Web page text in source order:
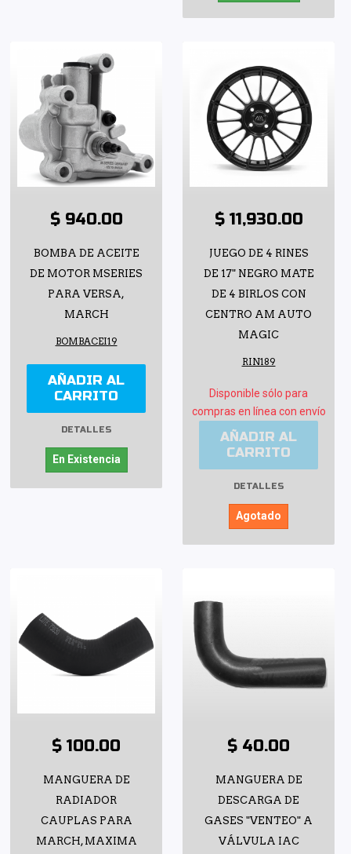
$ 940.00
BOMBA DE ACEITE
DE MOTOR MSERIES
PARA VERSA,
MARCH
BOMBACEI19
AÑADIR AL
CARRITO
DETALLES
En Existencia
$ 11,930.00
JUEGO DE 4 RINES
DE 17" NEGRO MATE
DE 4 BIRLOS CON
CENTRO AM AUTO
MAGIC
RIN189
Disponible sólo para
compras en línea con envío
AÑADIR AL
CARRITO
DETALLES
Agotado
$ 100.00
MANGUERA DE
RADIADOR
CAUPLAS PARA
MARCH, MAXIMA
$ 40.00
MANGUERA DE
DESCARGA DE
GASES "VENTEO" A
VÁLVULA IAC